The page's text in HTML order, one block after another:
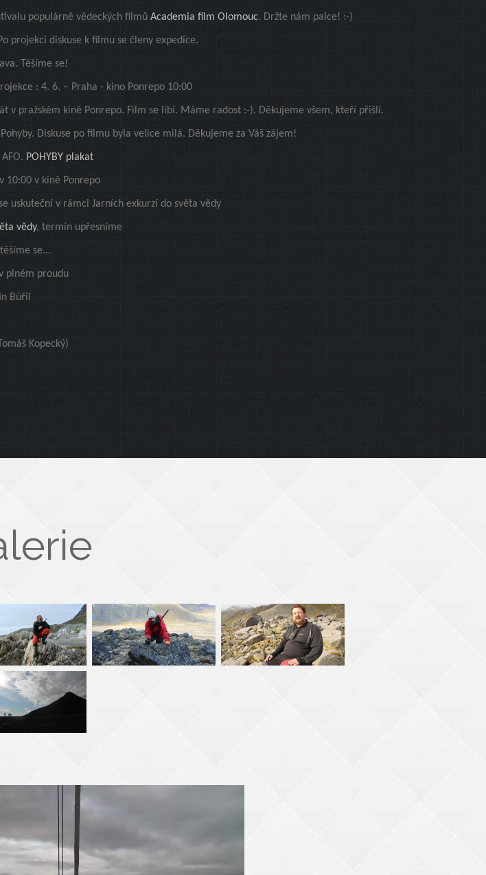
populárně vědeckých filmů Academia film Olomouc. Držte nám palce! :-)
projekci diskuse k filmu se členy expedice.
Těšíme se!
: 4. 6. – Praha - kino Ponrepo 10:00
v pražském kině Ponrepo. Film se líbí. Máme radost :-). Děkujeme všem, kteří přišli.
Diskuse po filmu byla velice milá. Děkujeme za Váš zájem!
POHYBY plakat
10:00 v kině Ponrepo
uskuteční v rámci Jarních exkurzí do světa vědy
vědy, termín upřesníme
se...
plném proudu
Búřil
Kopecký)